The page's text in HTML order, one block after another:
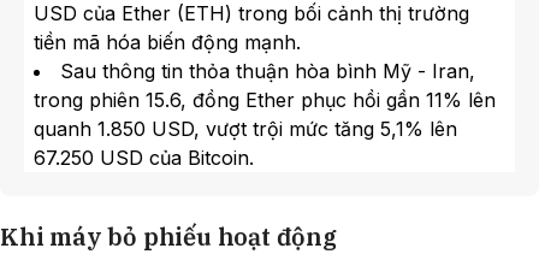
USD của Ether (ETH) trong bối cảnh thị trường
tiền mã hóa biến động mạnh.
Sau thông tin thỏa thuận hòa bình Mỹ - Iran,
trong phiên 15.6, đồng Ether phục hồi gần 11% lên
quanh 1.850 USD, vượt trội mức tăng 5,1% lên
67.250 USD của Bitcoin.
nhưng vô tình làm giảm lượng phí đốt và gây áp
Khi máy bỏ phiếu hoạt động